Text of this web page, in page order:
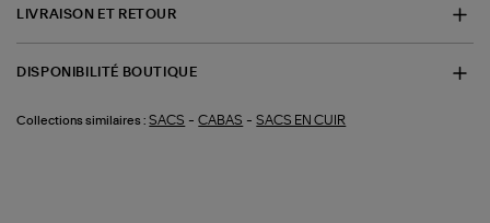
LIVRAISON ET RETOUR
DISPONIBILITÉ BOUTIQUE
Collections similaires : SACS -CABAS -SACS EN CUIR